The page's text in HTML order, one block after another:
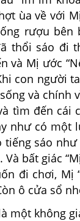
ùa về với
rượu bên
thổi sáo đi
và Mị ước
con người
và chính
tìm đến cái
như có một
sáo
bất giác
đi chơi, Mị
ô cửa sổ
không